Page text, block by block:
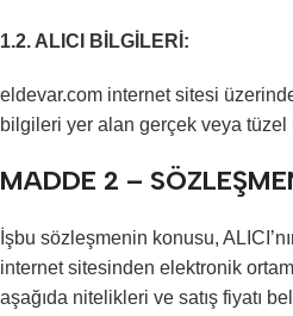
1.2. ALICI BİLGİLERİ:
eldevar.com internet sitesi
bilgileri yer alan gerçek veya tüzel
MADDE 2 –
İşbu sözleşmenin konusu,
internet sitesinden elektronik
aşağıda nitelikleri ve satış fiyatı